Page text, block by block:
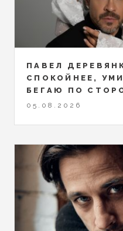
ПАВЕЛ
СПОКОЙНЕЕ,
БЕГАЮ ПО
05.08.2026